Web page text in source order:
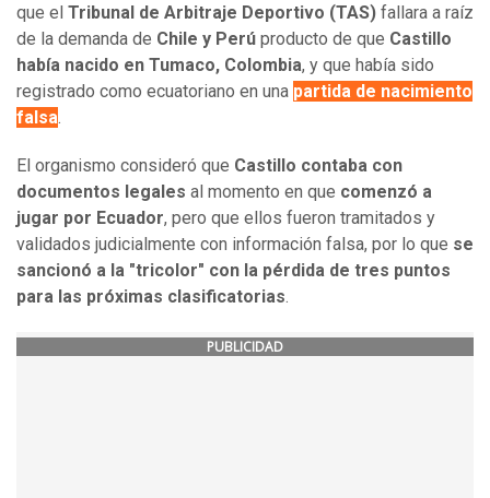
que el Tribunal de Arbitraje Deportivo (TAS) fallara a raíz
de la demanda de Chile y Perú producto de que Castillo
había nacido en Tumaco, Colombia, y que había sido
registrado como ecuatoriano en una partida de nacimiento
falsa.
El organismo consideró que Castillo contaba con
documentos legales al momento en que comenzó a
jugar por Ecuador, pero que ellos fueron tramitados y
validados judicialmente con información falsa, por lo que se
sancionó a la "tricolor" con la pérdida de tres puntos
para las próximas clasificatorias.
PUBLICIDAD